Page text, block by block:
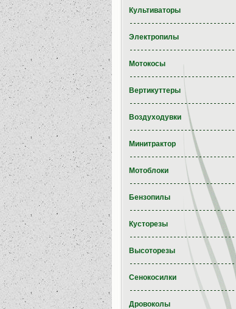
Культиваторы
Электропилы
Мотокосы
Вертикуттеры
Воздуходувки
Минитрактор
Мотоблоки
Бензопилы
Кусторезы
Высоторезы
Сенокосилки
Дровоколы